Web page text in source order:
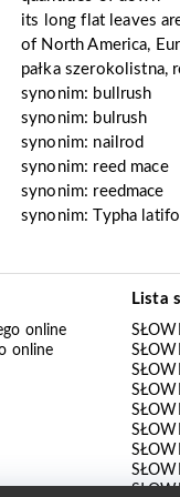
its long flat leaves
of North America,
pałka szerokolistna,
synonim: bullrush
synonim: bulrush
synonim: nailrod
synonim: reed mace
synonim: reedmace
synonim:Typha
online
online
Lista